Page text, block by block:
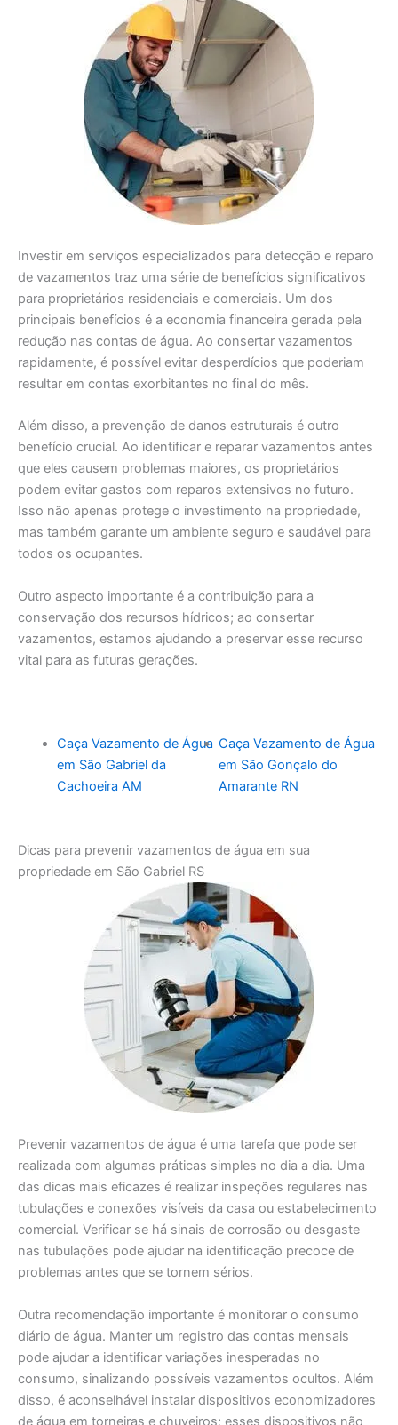
Investir em serviços especializados para detecção e reparo
de vazamentos traz uma série de benefícios significativos
para proprietários residenciais e comerciais. Um dos
principais benefícios é a economia financeira gerada pela
redução nas contas de água. Ao consertar vazamentos
rapidamente, é possível evitar desperdícios que poderiam
resultar em contas exorbitantes no final do mês.
Além disso, a prevenção de danos estruturais é outro
benefício crucial. Ao identificar e reparar vazamentos antes
que eles causem problemas maiores, os proprietários
podem evitar gastos com reparos extensivos no futuro.
Isso não apenas protege o investimento na propriedade,
mas também garante um ambiente seguro e saudável para
todos os ocupantes.
Outro aspecto importante é a contribuição para a
conservação dos recursos hídricos; ao consertar
vazamentos, estamos ajudando a preservar esse recurso
vital para as futuras gerações.
Caça Vazamento de Água
em São Gabriel da
Cachoeira AM
Caça Vazamento de Água
em São Gonçalo do
Amarante RN
Dicas para prevenir vazamentos de água em sua
propriedade em São Gabriel RS
Prevenir vazamentos de água é uma tarefa que pode ser
realizada com algumas práticas simples no dia a dia. Uma
das dicas mais eficazes é realizar inspeções regulares nas
tubulações e conexões visíveis da casa ou estabelecimento
comercial. Verificar se há sinais de corrosão ou desgaste
nas tubulações pode ajudar na identificação precoce de
problemas antes que se tornem sérios.
Outra recomendação importante é monitorar o consumo
diário de água. Manter um registro das contas mensais
pode ajudar a identificar variações inesperadas no
consumo, sinalizando possíveis vazamentos ocultos. Além
disso, é aconselhável instalar dispositivos economizadores
de água em torneiras e chuveiros; esses dispositivos não